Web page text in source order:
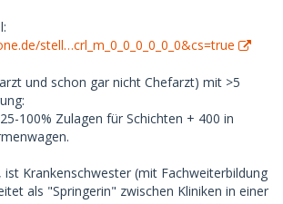
nicht unmöglich, aber dann denke
und sehr erfolgreiche Unternehmer.
man sagen, dass ich mich als
Europäerin angemeldet habe (nach
was 'meinen' Marktwert erhöht.
verzweifelt manche Männer sind.
auf der finanziellen Seite zu
überhaupt keine SB wollen, die
stell…crl_m_0_0_0_0_0_0&cs=true
und schon gar nicht Chefarzt) mit >5
100% Zulagen für Schichten + 400 in
ist Krankenschwester (mit Fachweiterbildung
als "Springerin" zwischen Kliniken in einer